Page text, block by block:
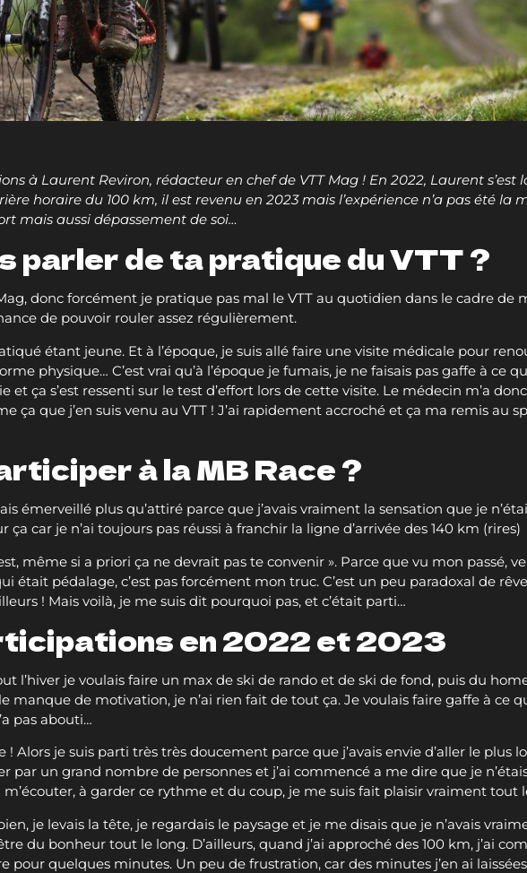
à Laurent Reviron, rédacteur en chef de VTT Mag ! En 2022, Laurent s’est
horaire du 100 km, il est revenu en 2023 mais l’expérience n’a pas été la
mais aussi dépassement de soi…
parler de ta pratique du VTT ?
donc forcément je pratique pas mal le VTT au quotidien dans le cadre de
de pouvoir rouler assez régulièrement.
étant jeune. Et à l’époque, je suis allé faire une visite médicale pour
physique… C’est vrai qu’à l’époque je fumais, je ne faisais pas gaffe à ce
ça s’est ressenti sur le test d’effort lors de cette visite. Le médecin m’a donc
que j’en suis venu au VTT ! J’ai rapidement accroché et ça ma remis au
à la MB Race ?
émerveillé plus qu’attiré parce que j’avais vraiment la sensation que je
car je n’ai toujours pas réussi à franchir la ligne d’arrivée des 140 km (rires)
même si a priori ça ne devrait pas te convenir ». Parce que vu mon passé,
était pédalage, c’est pas forcément mon truc. C’est un peu paradoxal de
! Mais voilà, je me suis dit pourquoi pas, et c’était parti…
en 2022 et 2023
l’hiver je voulais faire un max de ski de rando et de ski de fond, puis du
manque de motivation, je n’ai rien fait de tout ça. Je voulais faire gaffe à ce
pas abouti…
Alors je suis parti très très doucement parce que j’avais envie d’aller le plus
un grand nombre de personnes et j’ai commencé a me dire que je
à garder ce rythme et du coup, je me suis fait plaisir vraiment tout
je levais la tête, je regardais le paysage et je me disais que je n’avais
du bonheur tout le long. D’ailleurs, quand j’ai approché des 100 km, j’ai
quelques minutes. Un peu de frustration, car des minutes j’en ai